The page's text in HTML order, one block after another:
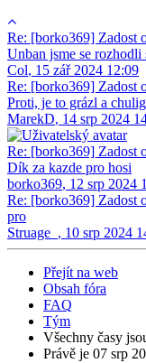
Re: [borko369] Zadost
Unban jsme se rozhodli
Col, 15 zář 2024 12:09
Re: [borko369] Zadost
Proti, je to grázl a
MarekD, 14 srp 2024
Re: [borko369] Zadost
Dík za kazde pro hosi
borko369, 12 srp 2024
Re: [borko369] Zadost
pro
Struage_ , 10 srp 2024
Přejít na web
Obsah fóra
FAQ
Tým
Všechny časy
Právě je 07 srp